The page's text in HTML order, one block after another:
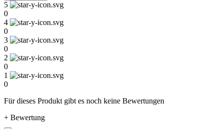
5
0
4
0
3
0
2
0
1
0
Für dieses Produkt gibt es noch keine Bewertungen
+ Bewertung